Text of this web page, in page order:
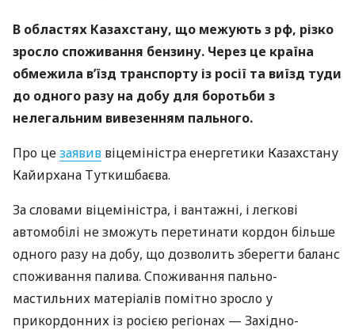
В областях Казахстану, що межують з рф, різко
зросло споживання бензину. Через це країна
обмежила в’їзд транспорту із росії та виїзд туди
до одного разу на добу для боротьби з
нелегальним вивезенням пального.
Про цезаявив віцеміністра енергетики Казахстану
Кайирхана Туткишбаєва.
За словами віцеміністра, і вантажні, і легкові
автомобілі не зможуть перетинати кордон більше
одного разу на добу, що дозволить зберегти баланс
споживання палива. Споживання пально-
мастильних матеріалів помітно зросло у
прикордонних із росією регіонах — Західно-